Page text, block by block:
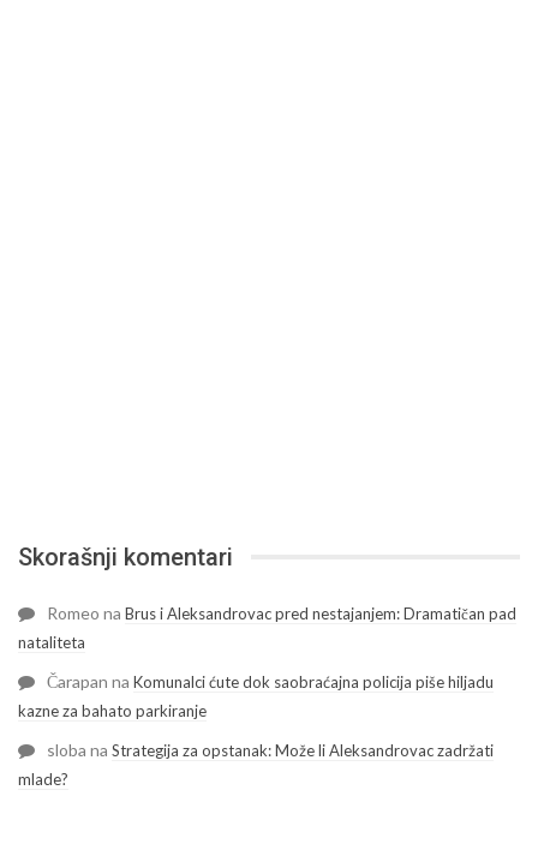
Skorašnji komentari
Romeo na Brus i Aleksandrovac pred nestajanjem: Dramatičan pad
nataliteta
Čarapan na Komunalci ćute dok saobraćajna policija piše hiljadu
kazne za bahato parkiranje
sloba na Strategija za opstanak: Može li Aleksandrovac zadržati
mlade?